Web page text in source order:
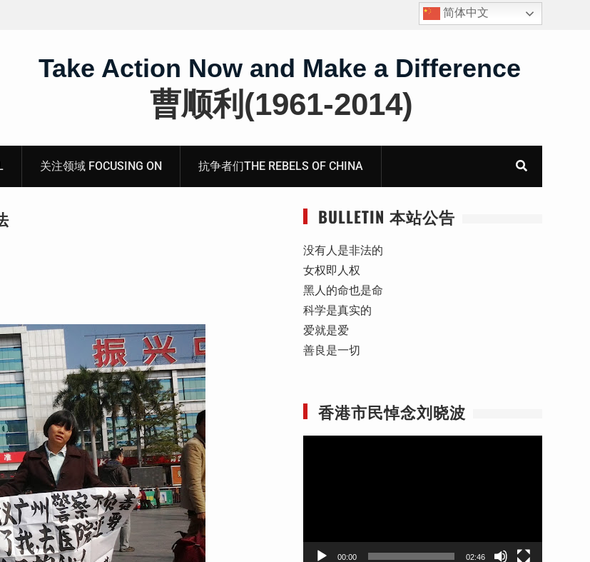
获刑8年的安徽省合肥市法轮功学员、软件工程师唐志
简体中文
Take Action Now and Make a Difference
曹顺利(1961-2014)
关注领域 FOCUSING ON 抗争者们THE REBELS OF CHINA
BULLETIN 本站公告
没有人是非法的
女权即人权
黑人的命也是命
科学是真实的
爱就是爱
善良是一切
香港市民悼念刘晓波
00:00 02:46